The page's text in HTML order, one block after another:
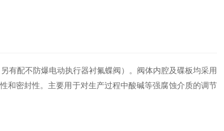
有配不防爆电动执行器衬氟蝶阀）。阀体内腔及碟板均采用
和密封性。主要用于对生产过程中酸碱等强腐蚀介质的调节